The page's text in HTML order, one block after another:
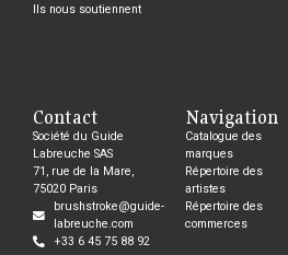
Ils nous soutiennent
Contact
Société du Guide
Labreuche SAS
71, rue de la Mare,
75020 Paris
brushstroke@guide-
labreuche.com
+33 6 45 75 88 92
Navigation
Catalogue des
marques
Répertoire des
artistes
Répertoire des
commerces